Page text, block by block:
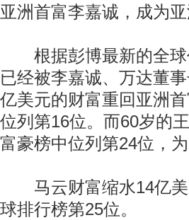
亚洲首富李嘉诚，成为亚
根据彭博最新的全球
已经被李嘉诚、万达董
亿美元的财富重回亚洲
位列第16位。而60岁的
富豪榜中位列第24位，
马云财富缩水14亿美
球排行榜第25位。